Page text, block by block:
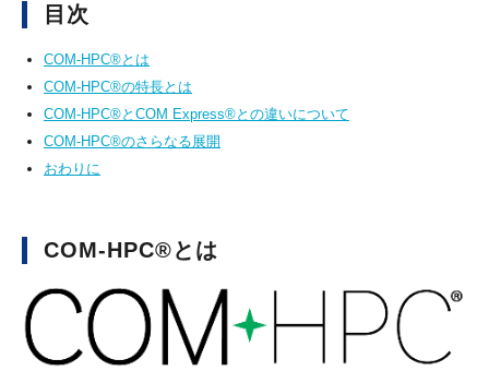
目次
COM-HPC®とは
COM-HPC®の特長とは
COM-HPC®とCOM Express®との違いについて
COM-HPC®のさらなる展開
おわりに
COM-HPC®とは